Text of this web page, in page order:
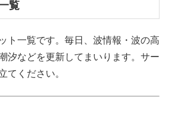
覧
ト一覧です。毎日、波情報・波の高
汐などを更新してまいります。サー
てください。